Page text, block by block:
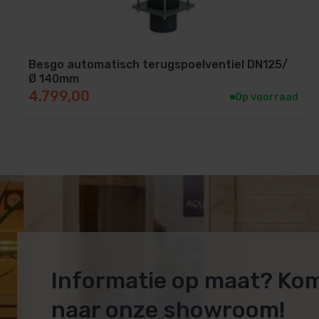
Besgo automatisch terugspoelventiel DN125/
Ø 140mm
4.799,00 Op voorraad
Informatie op maat?
naar onze showroom!